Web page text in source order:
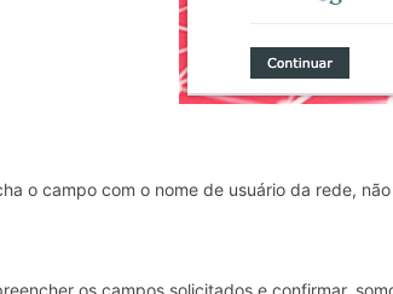
o campo com o nome de usuário da rede,
os campos solicitados e confirmar,